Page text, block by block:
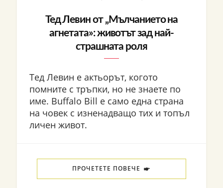
Тед Левин от „Мълчанието на
агнетата»: животът зад най-
страшната роля
Тед Левин е актьорът, когото
помните с тръпки, но не знаете по
име. Buffalo Bill е само една страна
на човек с изненадващо тих и топъл
личен живот.
ПРОЧЕТЕТЕ ПОВЕЧЕ